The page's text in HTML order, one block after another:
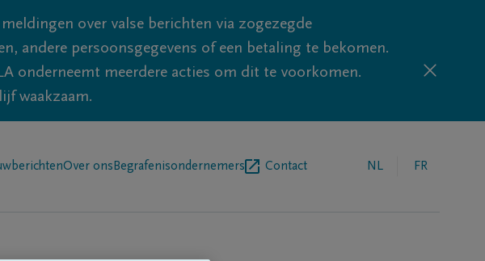
over valse berichten via zogezegde
andere persoonsgegevens of een betaling te bekomen.
onderneemt meerdere acties om dit te voorkomen.
waakzaam.
Over ons Begrafenisondernemers Contact NL FR